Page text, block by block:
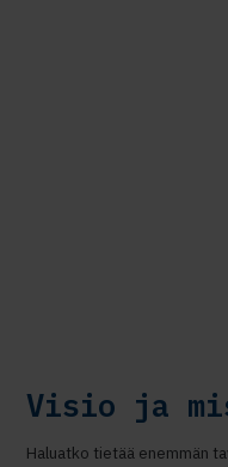
Visio ja
Haluatko tietää enemmän